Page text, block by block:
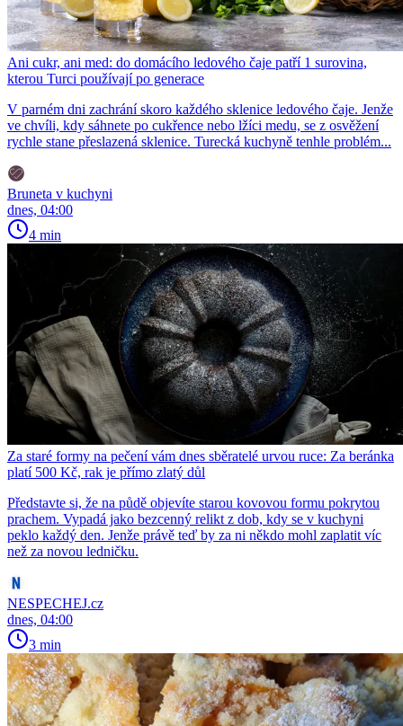
Ani cukr, ani med: do domácího ledového čaje patří 1 surovina,
kterou Turci používají po generace
V parném dni zachrání skoro každého sklenice ledového čaje. Jenže
ve chvíli, kdy sáhnete po cukřence nebo lžíci medu, se z osvěžení
rychle stane přeslazená sklenice. Turecká kuchyně tenhle problém...
Bruneta v kuchyni
dnes, 04:00
4 min
Za staré formy na pečení vám dnes sběratelé urvou ruce: Za beránka
platí 500 Kč, rak je přímo zlatý důl
Představte si, že na půdě objevíte starou kovovou formu pokrytou
prachem. Vypadá jako bezcenný relikt z dob, kdy se v kuchyni
peklo každý den. Jenže právě teď by za ni někdo mohl zaplatit víc
než za novou ledničku.
NESPECHEJ.cz
dnes, 04:00
3 min